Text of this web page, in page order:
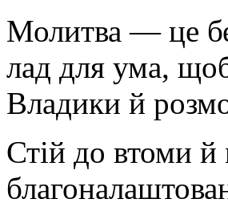
Молитва — це
лад для ума,
Владики й
Стій до втоми й